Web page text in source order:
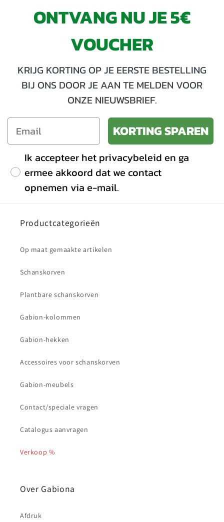
ONTVANG NU JE 5€
VOUCHER
KRIJG KORTING OP JE EERSTE BESTELLING
BIJ ONS DOOR JE AAN TE MELDEN VOOR
ONZE NIEUWSBRIEF.
KORTING SPAREN
Ik accepteer het privacybeleid en ga
ermee akkoord dat we contact
opnemen via e-mail.
Productcategorieën
Op maat gemaakte artikelen
Schanskorven
Plantbare schanskorven
Gabion-kolommen
Gabion-hekken
Accessoires voor schanskorven
Gabion-meubels
Contact/speciale vragen
Catalogus aanvragen
Verkoop %
Over Gabiona
Afdruk